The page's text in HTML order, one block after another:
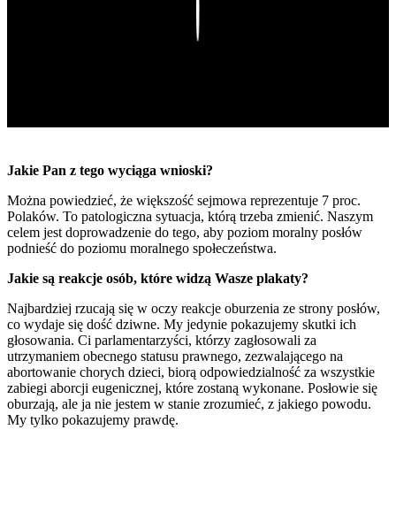
Jakie Pan z tego wyciąga wnioski?
Można powiedzieć, że większość sejmowa reprezentuje 7 proc.
Polaków. To patologiczna sytuacja, którą trzeba zmienić. Naszym
celem jest doprowadzenie do tego, aby poziom moralny posłów
podnieść do poziomu moralnego społeczeństwa.
Jakie są reakcje osób, które widzą Wasze plakaty?
Najbardziej rzucają się w oczy reakcje oburzenia ze strony posłów,
co wydaje się dość dziwne. My jedynie pokazujemy skutki ich
głosowania. Ci parlamentarzyści, którzy zagłosowali za
utrzymaniem obecnego statusu prawnego, zezwalającego na
abortowanie chorych dzieci, biorą odpowiedzialność za wszystkie
zabiegi aborcji eugenicznej, które zostaną wykonane. Posłowie się
oburzają, ale ja nie jestem w stanie zrozumieć, z jakiego powodu.
My tylko pokazujemy prawdę.